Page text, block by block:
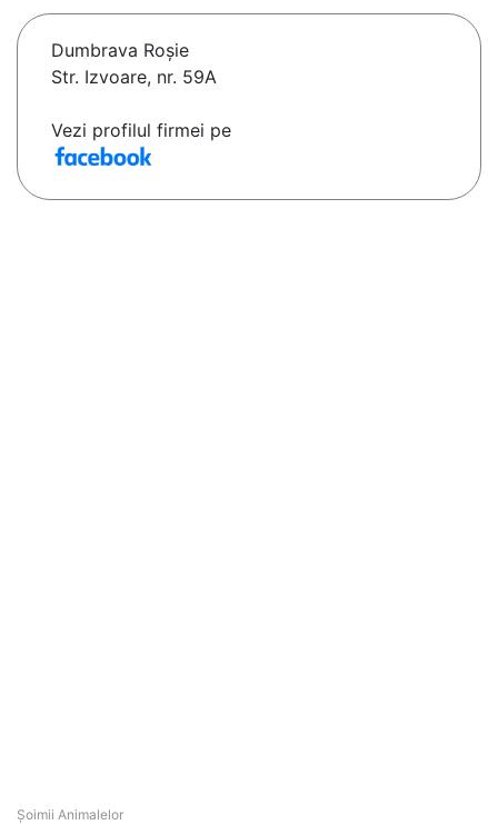
Dumbrava Roşie
Str. Izvoare, nr. 59A
Vezi profilul firmei pe
Şoimii Animalelor